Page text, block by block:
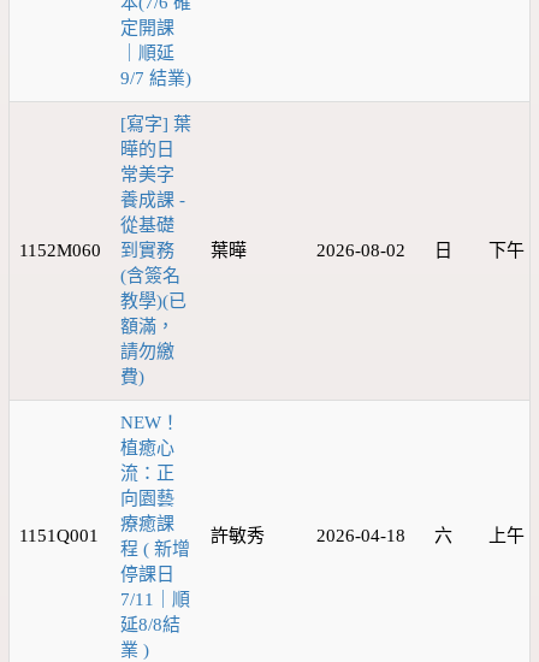
定開課
｜順延
9/7 結業)
1152M060
[寫字] 葉
曄的日
常美字
養成課 -
從基礎
到實務
(含簽名
教學)(已
額滿，
請勿繳
費)
葉曄 2026-08-02 日 下午
1151Q001
NEW！
植癒心
流：正
向園藝
療癒課
程 ( 新增
停課日
7/11｜順
延8/8結
業 )
許敏秀 2026-04-18 六 上午